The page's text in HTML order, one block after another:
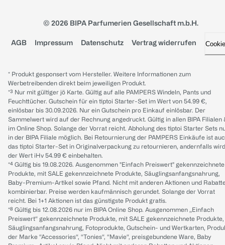
© 2026 BIPA Parfumerien Gesellschaft m.b.H.
AGB Impressum Datenschutz Vertrag widerrufen
* Produkt gesponsert vom Hersteller. Weitere Informationen zum
Werbetreibenden direkt beim jeweiligen Produkt.
*³ Nur mit gültiger jö Karte. Gültig auf alle PAMPERS Windeln, Pants und
Feuchttücher. Gutschein für ein tiptoi Starter-Set im Wert von 54.99 €,
einlösbar bis 30.09.2026. Nur ein Gutschein pro Einkauf einlösbar. Der
Sammelwert wird auf der Rechnung angedruckt. Gültig in allen BIPA Filialen
im Online Shop. Solange der Vorrat reicht. Abholung des tiptoi Starter Sets
in der BIPA Filiale möglich. Bei Retournierung der PAMPERS Einkäufe ist
das tiptoi Starter-Set in Originalverpackung zu retournieren, andernfalls wird
der Wert iHv 54.99 € einbehalten.
*⁴ Gültig bis 19.08.2026. Ausgenommen "Einfach Preiswert" gekennzeichnete
Produkte, mit SALE gekennzeichnete Produkte, Säuglingsanfangsnahrung,
Baby-Premium-Artikel sowie Pfand. Nicht mit anderen Aktionen und
kombinierbar. Preise werden kaufmännisch gerundet. Solange der Vorrat
reicht. Bei 1+1 Aktionen ist das günstigste Produkt gratis.
*⁸ Gültig bis 12.08.2026 nur im BIPA Online Shop. Ausgenommen „Einfach
Preiswert“ gekennzeichnete Produkte, mit SALE gekennzeichnete Produkte,
Säuglingsanfangsnahrung, Fotoprodukte, Gutschein- und Wertkarten,
der Marke “Accessories“, “Tonies“, “Mavie“, preisgebundene Ware, Baby